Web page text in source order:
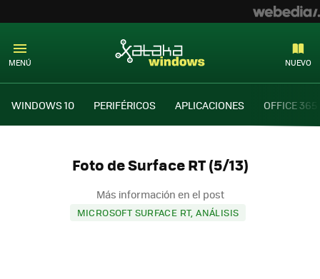
MENÚ NUEVO
WINDOWS 10 PERIFÉRICOS APLICACIONES OFFICE 365
Foto de Surface RT (5/13)
Más información en el post
MICROSOFT SURFACE RT, ANÁLISIS